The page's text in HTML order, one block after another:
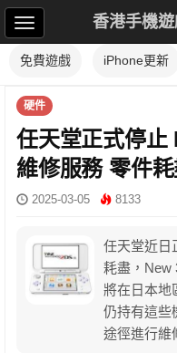
香港手機
免費遊戲 iPhone更新
硬件
任天堂正式停止
維修服務 零件
2025-03-05 8133
任天堂近日
耗盡，New
將在日本地
仍持有這些
途徑進行維